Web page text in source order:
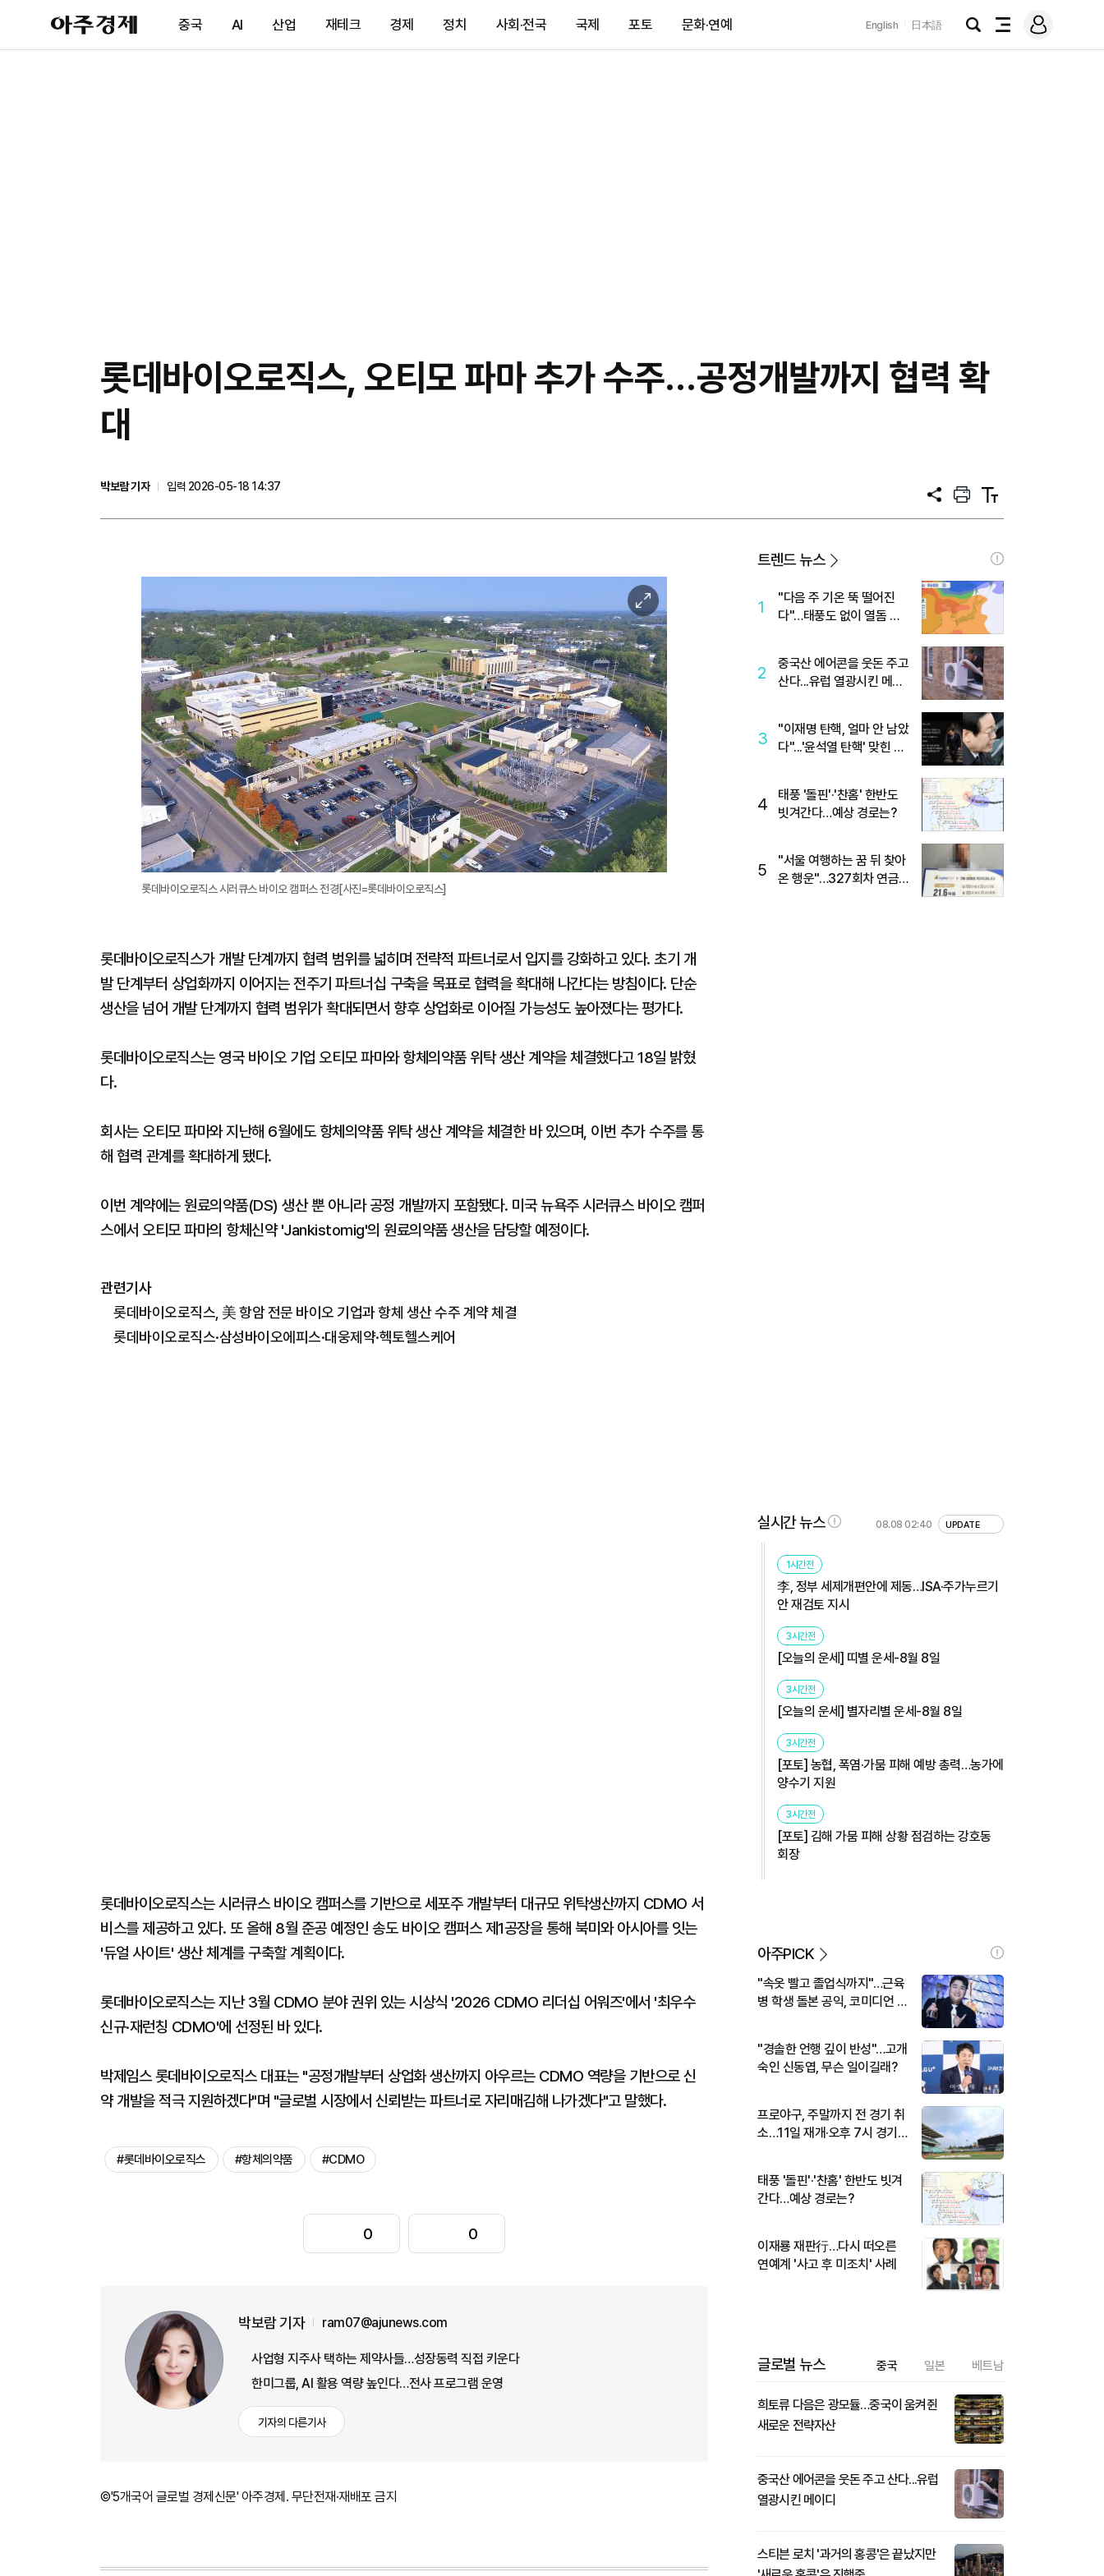
아
주
제
중국 AI 산업 재테크 경제 정치 사회·전국 국제 포토 문화·연예 English 日本語
검
전
메
그
롯데바이오로직스, 오티모 파마 추가 수주…공정개발까지 협력 확
대
박보람 기자
입력 2026-05-18 14:37
공
프
트
텍
트
이
미
지
확
대
롯데바이오로직스 시러큐스 바이오 캠퍼스 전경[사진=롯데바이오로직스]
롯데바이오로직스가 개발 단계까지 협력 범위를 넓히며 전략적 파트너로서 입지를 강화하고 있다. 초기 개
발 단계부터 상업화까지 이어지는 전주기 파트너십 구축을 목표로 협력을 확대해 나간다는 방침이다. 단순
생산을 넘어 개발 단계까지 협력 범위가 확대되면서 향후 상업화로 이어질 가능성도 높아졌다는 평가다.
롯데바이오로직스는 영국 바이오 기업 오티모 파마와 항체의약품 위탁 생산 계약을 체결했다고 18일 밝혔
다.
회사는 오티모 파마와 지난해 6월에도 항체의약품 위탁 생산 계약을 체결한 바 있으며, 이번 추가 수주를 통
해 협력 관계를 확대하게 됐다.
이번 계약에는 원료의약품(DS) 생산 뿐 아니라 공정 개발까지 포함됐다. 미국 뉴욕주 시러큐스 바이오 캠퍼
스에서 오티모 파마의 항체신약 'Jankistomig'의 원료의약품 생산을 담당할 예정이다.
관련기사
롯데바이오로직스, 美 항암 전문 바이오 기업과 항체 생산 수주 계약 체결
​​​​​​​롯데바이오로직스·삼성바이오에피스·대웅제약·헥토헬스케어
롯데바이오로직스는 시러큐스 바이오 캠퍼스를 기반으로 세포주 개발부터 대규모 위탁생산까지 CDMO 서
비스를 제공하고 있다. 또 올해 8월 준공 예정인 송도 바이오 캠퍼스 제1공장을 통해 북미와 아시아를 잇는
'듀얼 사이트' 생산 체계를 구축할 계획이다.
롯데바이오로직스는 지난 3월 CDMO 분야 권위 있는 시상식 '2026 CDMO 리더십 어워즈'에서 '최우수
신규·재런칭 CDMO'에 선정된 바 있다.
박제임스 롯데바이오로직스 대표는 "공정개발부터 상업화 생산까지 아우르는 CDMO 역량을 기반으로 신
약 개발을 적극 지원하겠다"며 "글로벌 시장에서 신뢰받는 파트너로 자리매김해 나가겠다"고 말했다.
#롯데바이오로직스 #항체의약품 #CDMO
0 0
박보람 기자 ram07@ajunews.com
사업형 지주사 택하는 제약사들…성장동력 직접 키운다
한미그룹, AI 활용 역량 높인다…전사 프로그램 운영
기자의 다른기사
©'5개국어 글로벌 경제신문' 아주경제. 무단전재·재배포 금지
트렌드 뉴스
1
"다음 주 기온 뚝 떨어진
다"…태풍도 없이 열돔 박
2
중국산 에어콘을 웃돈 주고
산다...유럽 열광시킨 메이
3
"이재명 탄핵, 얼마 안 남았
다"...'윤석열 탄핵' 맞힌 무
4
태풍 '돌핀'·'찬홈' 한반도
빗겨간다…예상 경로는?
5
"서울 여행하는 꿈 뒤 찾아
온 행운"…327회차 연금
실시간 뉴스 08.08 02:40 UPDATE
1시간전
李, 정부 세제개편안에 제동…ISA·주가누르기
안 재검토 지시
3시간전
[오늘의 운세] 띠별 운세-8월 8일
3시간전
[오늘의 운세] 별자리별 운세-8월 8일
3시간전
[포토] 농협, 폭염·가뭄 피해 예방 총력…농가에
양수기 지원
3시간전
[포토] 김해 가뭄 피해 상황 점검하는 강호동
회장
아주PICK
"속옷 빨고 졸업식까지"…근육
병 학생 돌본 공익, 코미디언 김
"경솔한 언행 깊이 반성"…고개
숙인 신동엽, 무슨 일이길래?
프로야구, 주말까지 전 경기 취
소…11일 재개·오후 7시 경기
태풍 '돌핀'·'찬홈' 한반도 빗겨
간다…예상 경로는?
이재룡 재판行…다시 떠오른
연예계 '사고 후 미조치' 사례
글로벌 뉴스 중국 일본 베트남
희토류 다음은 광모듈…중국이 움켜쥔
새로운 전략자산
중국산 에어콘을 웃돈 주고 산다...유럽
열광시킨 메이디
스티븐 로치 '과거의 홍콩'은 끝났지만